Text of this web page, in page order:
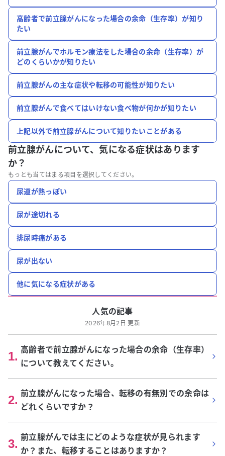
高齢者で前立腺がんになった場合の余命（生存率）が知り
たい
前立腺がんでホルモン療法をした場合の余命（生存率）が
どのくらいかが知りたい
前立腺がんの主な症状や転移の可能性が知りたい
前立腺がんで食べてはいけない食べ物が何かが知りたい
上記以外で前立腺がんについて知りたいことがある
前立腺がんについて、気になる症状はあります
か？
もっとも当てはまる項目を選択してください。
尿道が熱っぽい
尿が途切れる
排尿時痛がある
尿が出ない
他に気になる症状がある
人気の記事
2026年8月2日 更新
1. 高齢者で前立腺がんになった場合の余命（生存率）
について教えてください。
2. 前立腺がんになった場合、転移の有無別での余命は
どれくらいですか？
3. 前立腺がんでは主にどのような症状が見られます
か？また、転移することはありますか？